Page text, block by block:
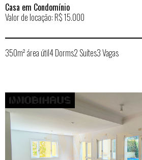
Casa em Condomínio
Valor de locação: R$ 15.000
350m² área útil4 Dorms2 Suítes3 Vagas